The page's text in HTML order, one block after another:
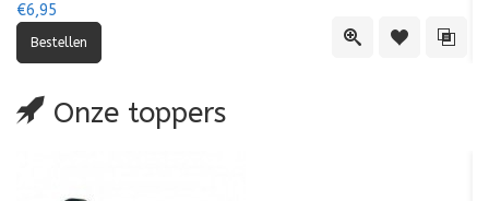
Quick ViewToevoegen
€6,95
Onze toppers